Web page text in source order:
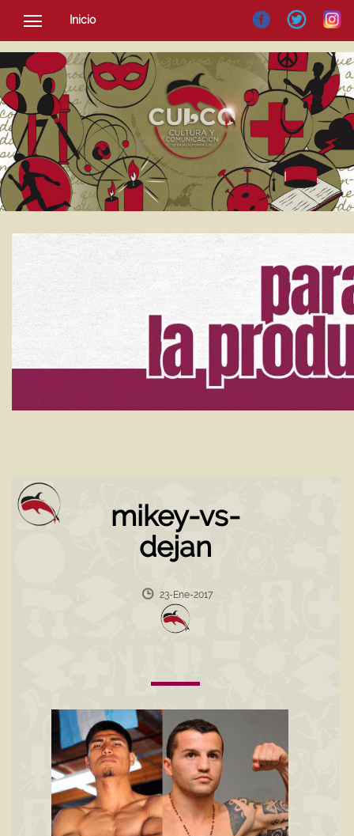
Inicio
SOCIEDAD
CULTURA
NOTICIAS
mikey-vs-
dejan
23-Ene-2017